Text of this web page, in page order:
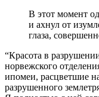
В этот момент
и ахнул от
глаза,
“Красота в
норвежского
ипомеи, расцветшие
разрушенного